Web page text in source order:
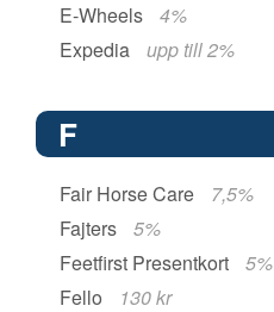
E-Wheels
4%
Expedia
upp till 2%
F
Fair Horse Care
7,5%
Fajters
5%
Feetfirst Presentkort
5%
Fello
130 kr